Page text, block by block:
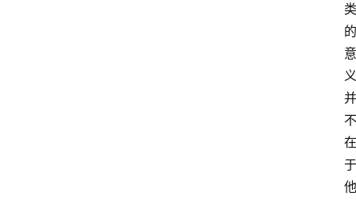
类
的
意
义
并
不
在
于
他